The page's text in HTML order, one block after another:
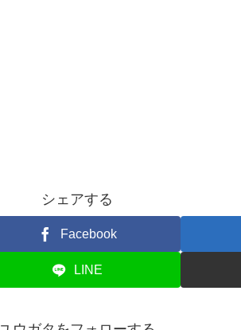
シェアする
Facebook
LINE